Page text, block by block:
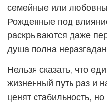
семейные или
Рожденные под
раскрываются даже
душа полна
Нельзя сказать, что
жизненный путь раз и
ценят стабильность,